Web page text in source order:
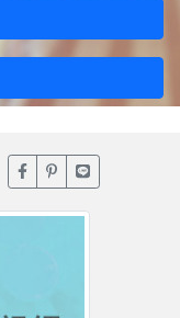
臉書分享(另開新視窗)
噗浪分享(另開新
Line分享(另